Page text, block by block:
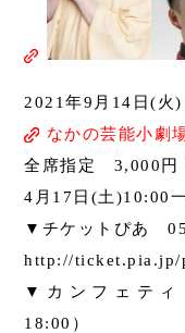
2021年9月14日(火
なかの芸能小劇
全席指定 3,000円
4月17日(土)10:00
▼チケットぴあ
http://ticket.pia.jp/
▼カンフェティ
18:00）